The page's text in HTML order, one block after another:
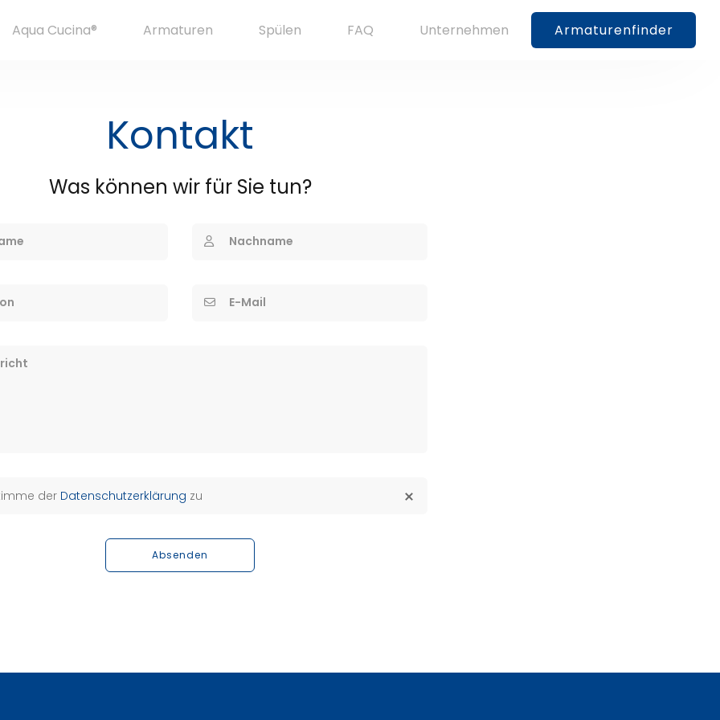
Aqua Cucina® Armaturen Spülen FAQ Unternehmen Armaturenfinder
Kontakt
Was können wir für Sie tun?
Nachname
E-Mail
der Datenschutzerklärung zu
Absenden